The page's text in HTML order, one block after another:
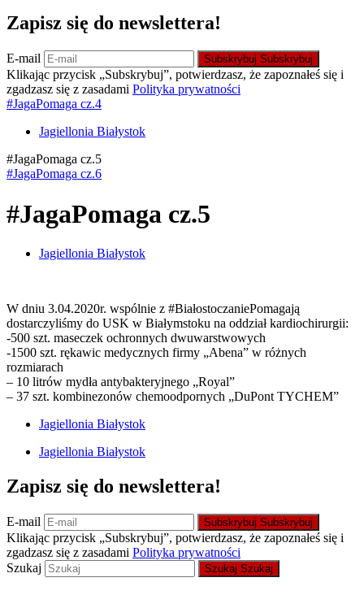
Zapisz się do newslettera!
E-mail Subskrybuj Subskrybuj
Klikając przycisk „Subskrybuj”, potwierdzasz, że zapoznałeś się i
zgadzasz się z zasadami Polityka prywatności
#JagaPomaga cz.4
Jagiellonia Białystok
#JagaPomaga cz.5
#JagaPomaga cz.6
#JagaPomaga cz.5
Jagiellonia Białystok
W dniu 3.04.2020r. wspólnie z #BiałostoczaniePomagają
dostarczyliśmy do USK w Białymstoku na oddział kardiochirurgii:
-500 szt. maseczek ochronnych dwuwarstwowych
-1500 szt. rękawic medycznych firmy „Abena” w różnych
rozmiarach
– 10 litrów mydła antybakteryjnego „Royal”
– 37 szt. kombinezonów chemoodpornych „DuPont TYCHEM”
Jagiellonia Białystok
Jagiellonia Białystok
Zapisz się do newslettera!
E-mail Subskrybuj Subskrybuj
Klikając przycisk „Subskrybuj”, potwierdzasz, że zapoznałeś się i
zgadzasz się z zasadami Polityka prywatności
Szukaj
Szukaj Szukaj